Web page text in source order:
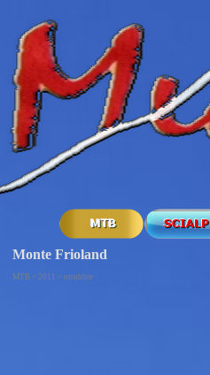
Monte Frioland
MTB > 2011 > ottobbre